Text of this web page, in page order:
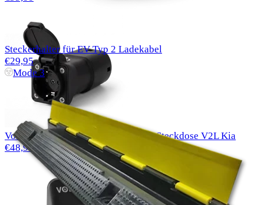
Voldt® V2L Adapter Typ 2 16 A EU-Steckdose V2L Kia
€48,99
Steckerhalter für EV Typ 2 Ladekabel
€29,95
Mode 3